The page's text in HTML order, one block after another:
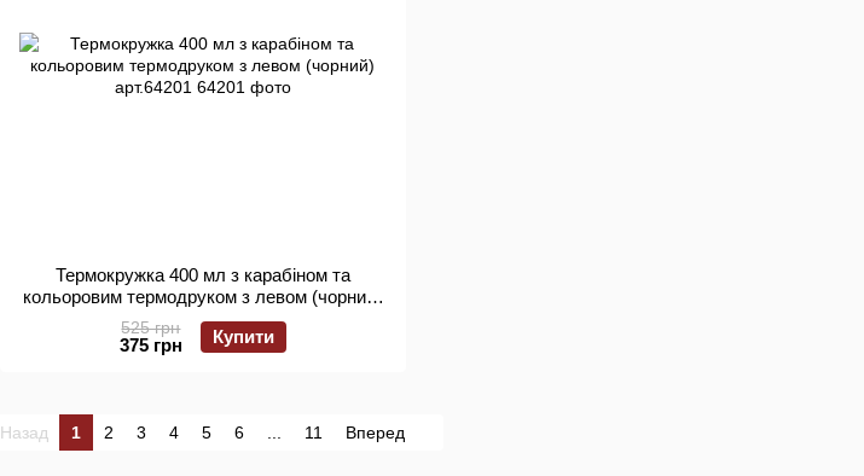
Термокружка 400 мл з карабіном та
кольоровим термодруком з левом (чорний)
арт.64201
525 грн
375 грн Купити
Назад 1 2 3 4 5 6 11 Вперед